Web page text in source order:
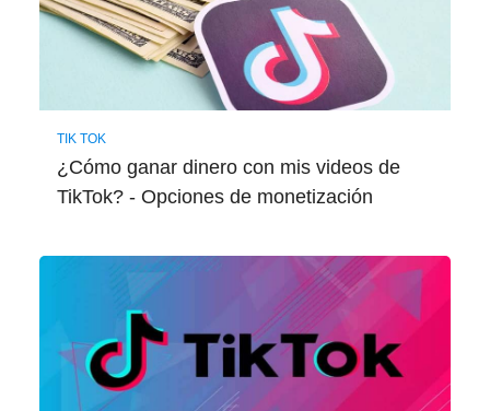
TIK TOK
¿Cómo ganar dinero con mis videos de
TikTok? - Opciones de monetización